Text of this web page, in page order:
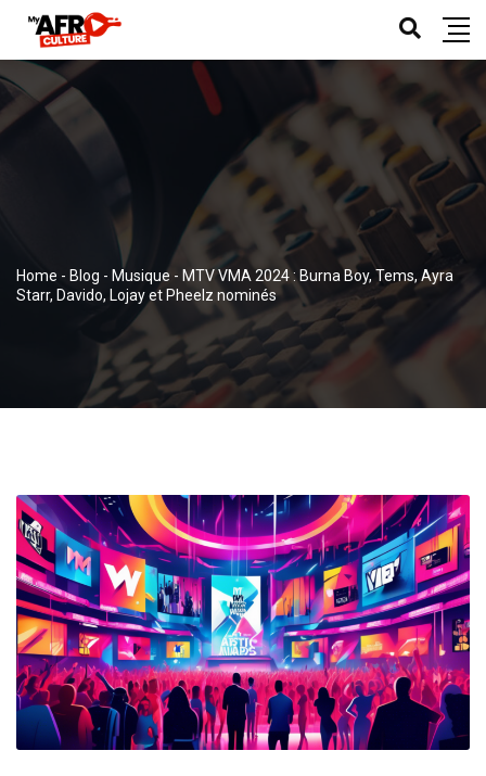
Home - Blog - Musique - MTV VMA 2024 : Burna Boy, Tems, Ayra
Starr, Davido, Lojay et Pheelz nominés